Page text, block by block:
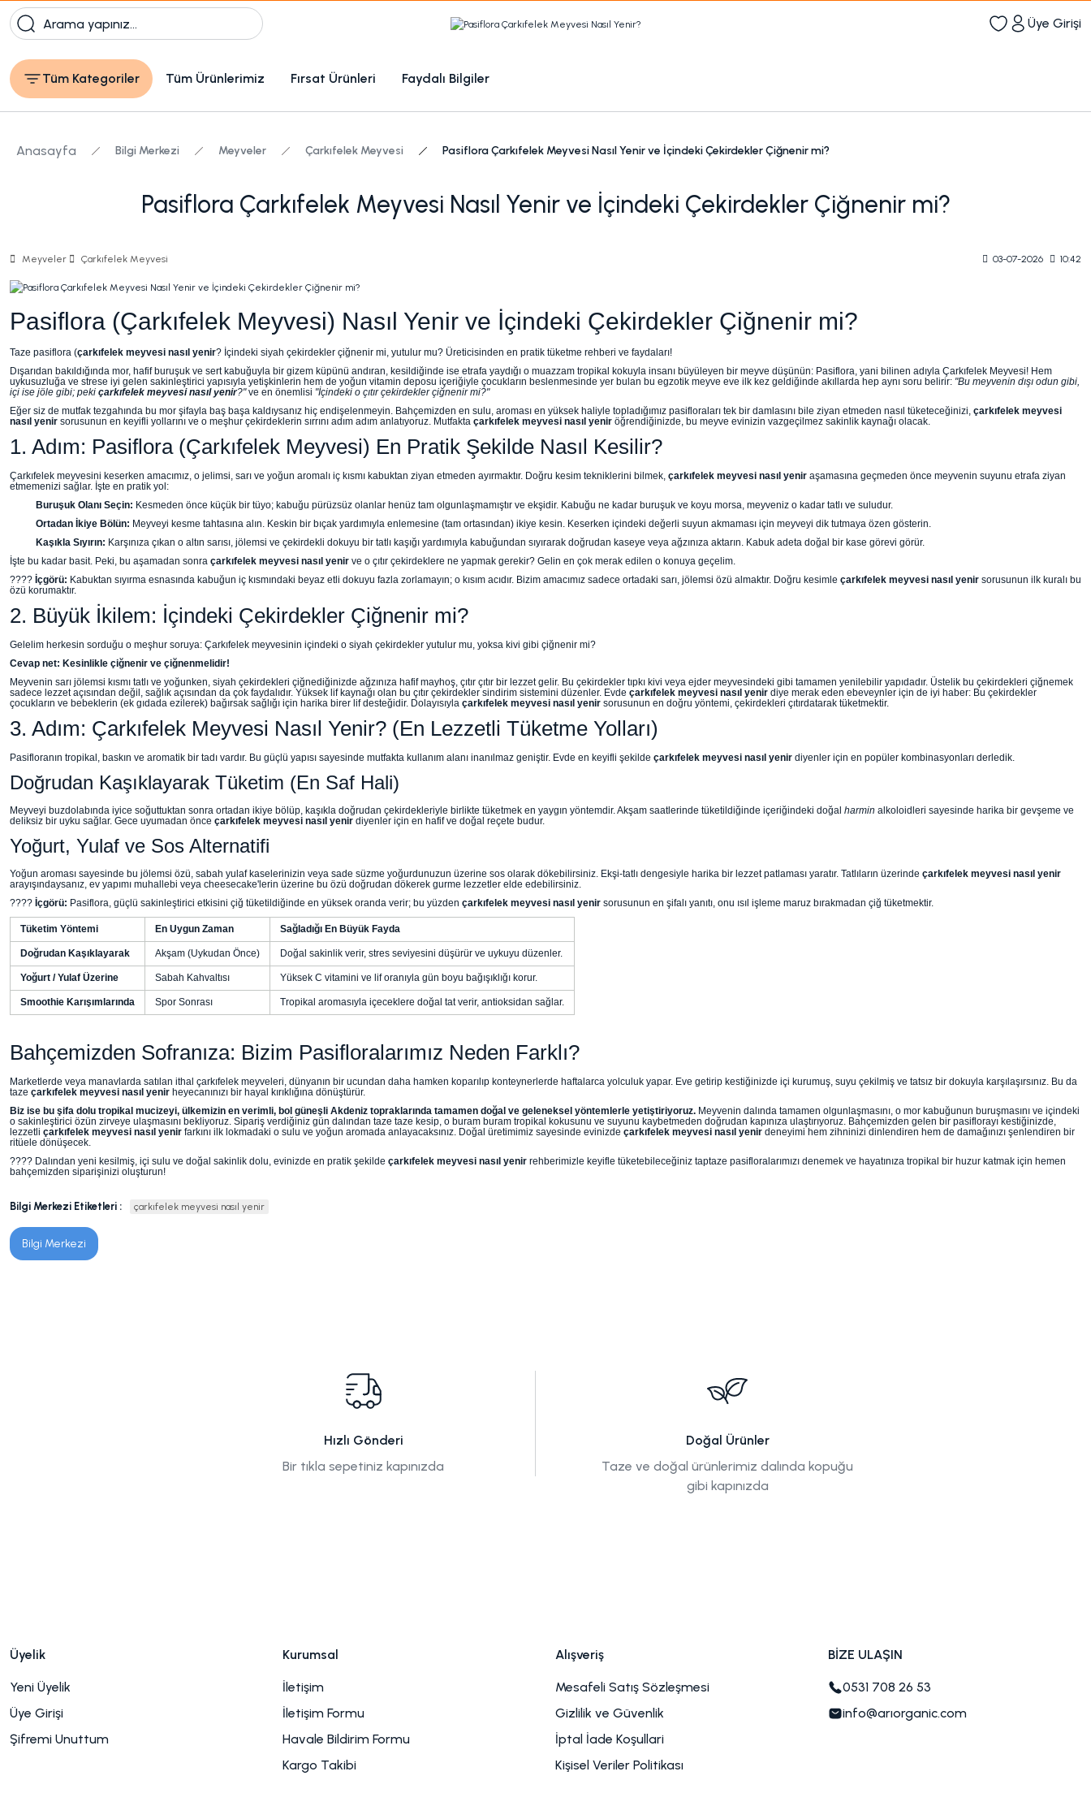
1000 TL Üzeri Ücretsiz Kargo
Kampanyalı Ürünleri Görüntüle
Üye Girişi
Tüm Kategoriler Tüm Ürünlerimiz Fırsat Ürünleri Faydalı Bilgiler
Anasayfa Bilgi Merkezi Meyveler Çarkıfelek Meyvesi Pasiflora Çarkıfelek Meyvesi Nasıl Yenir ve İçindeki Çekirdekler Çiğnenir mi?
Pasiflora Çarkıfelek Meyvesi Nasıl Yenir ve İçindeki Çekirdekler Çiğnenir mi?
Meyveler Çarkıfelek Meyvesi 03-07-2026 10:42
Pasiflora (Çarkıfelek Meyvesi) Nasıl Yenir ve İçindeki Çekirdekler Çiğnenir mi?
Taze pasiflora (çarkıfelek meyvesi nasıl yenir? İçindeki siyah çekirdekler çiğnenir mi, yutulur mu? Üreticisinden en pratik tüketme rehberi ve faydaları!
Dışarıdan bakıldığında mor, hafif buruşuk ve sert kabuğuyla bir gizem küpünü andıran, kesildiğinde ise etrafa yaydığı o muazzam tropikal kokuyla insanı büyüleyen bir meyve düşünün: Pasiflora, yani bilinen adıyla Çarkıfelek Meyvesi! Hem
uykusuzluğa ve strese iyi gelen sakinleştirici yapısıyla yetişkinlerin hem de yoğun vitamin deposu içeriğiyle çocukların beslenmesinde yer bulan bu egzotik meyve eve ilk kez geldiğinde akıllarda hep aynı soru belirir: "Bu meyvenin dışı odun gibi,
içi ise jöle gibi; peki çarkıfelek meyvesi nasıl yenir?"ve en önemlisi "İçindeki o çıtır çekirdekler çiğnenir mi?"
Eğer siz de mutfak tezgahında bu mor şifayla baş başa kaldıysanız hiç endişelenmeyin. Bahçemizden en sulu, aroması en yüksek haliyle topladığımız pasifloraları tek bir damlasını bile ziyan etmeden nasıl tüketeceğinizi, çarkıfelek meyvesi
nasıl yenir sorusunun en keyifli yollarını ve o meşhur çekirdeklerin sırrını adım adım anlatıyoruz. Mutfakta çarkıfelek meyvesi nasıl yenir öğrendiğinizde, bu meyve evinizin vazgeçilmez sakinlik kaynağı olacak.
1. Adım: Pasiflora (Çarkıfelek Meyvesi) En Pratik Şekilde Nasıl Kesilir?
Çarkıfelek meyvesini keserken amacımız, o jelimsi, sarı ve yoğun aromalı iç kısmı kabuktan ziyan etmeden ayırmaktır. Doğru kesim tekniklerini bilmek, çarkıfelek meyvesi nasıl yenir aşamasına geçmeden önce meyvenin suyunu etrafa ziyan
etmemenizi sağlar. İşte en pratik yol:
Buruşuk Olanı Seçin: Kesmeden önce küçük bir tüyo; kabuğu pürüzsüz olanlar henüz tam olgunlaşmamıştır ve ekşidir. Kabuğu ne kadar buruşuk ve koyu morsa, meyveniz o kadar tatlı ve suludur.
Ortadan İkiye Bölün: Meyveyi kesme tahtasına alın. Keskin bir bıçak yardımıyla enlemesine (tam ortasından) ikiye kesin. Keserken içindeki değerli suyun akmaması için meyveyi dik tutmaya özen gösterin.
Kaşıkla Sıyırın: Karşınıza çıkan o altın sarısı, jölemsi ve çekirdekli dokuyu bir tatlı kaşığı yardımıyla kabuğundan sıyırarak doğrudan kaseye veya ağzınıza aktarın. Kabuk adeta doğal bir kase görevi görür.
İşte bu kadar basit. Peki, bu aşamadan sonra çarkıfelek meyvesi nasıl yenir ve o çıtır çekirdeklere ne yapmak gerekir? Gelin en çok merak edilen o konuya geçelim.
???? İçgörü: Kabuktan sıyırma esnasında kabuğun iç kısmındaki beyaz etli dokuyu fazla zorlamayın; o kısım acıdır. Bizim amacımız sadece ortadaki sarı, jölemsi özü almaktır. Doğru kesimle çarkıfelek meyvesi nasıl yenir sorusunun ilk kuralı bu
özü korumaktır.
2. Büyük İkilem: İçindeki Çekirdekler Çiğnenir mi?
Gelelim herkesin sorduğu o meşhur soruya: Çarkıfelek meyvesinin içindeki o siyah çekirdekler yutulur mu, yoksa kivi gibi çiğnenir mi?
Cevap net: Kesinlikle çiğnenir ve çiğnenmelidir!
Meyvenin sarı jölemsi kısmı tatlı ve yoğunken, siyah çekirdekleri çiğnediğinizde ağzınıza hafif mayhoş, çıtır çıtır bir lezzet gelir. Bu çekirdekler tıpkı kivi veya ejder meyvesindeki gibi tamamen yenilebilir yapıdadır. Üstelik bu çekirdekleri çiğnemek
sadece lezzet açısından değil, sağlık açısından da çok faydalıdır. Yüksek lif kaynağı olan bu çıtır çekirdekler sindirim sistemini düzenler. Evde çarkıfelek meyvesi nasıl yenir diye merak eden ebeveynler için de iyi haber: Bu çekirdekler
çocukların ve bebeklerin (ek gıdada ezilerek) bağırsak sağlığı için harika birer lif desteğidir. Dolayısıyla çarkıfelek meyvesi nasıl yenir sorusunun en doğru yöntemi, çekirdekleri çıtırdatarak tüketmektir.
3. Adım: Çarkıfelek Meyvesi Nasıl Yenir? (En Lezzetli Tüketme Yolları)
Pasifloranın tropikal, baskın ve aromatik bir tadı vardır. Bu güçlü yapısı sayesinde mutfakta kullanım alanı inanılmaz geniştir. Evde en keyifli şekilde çarkıfelek meyvesi nasıl yenir diyenler için en popüler kombinasyonları derledik.
Doğrudan Kaşıklayarak Tüketim (En Saf Hali)
Meyveyi buzdolabında iyice soğuttuktan sonra ortadan ikiye bölüp, kaşıkla doğrudan çekirdekleriyle birlikte tüketmek en yaygın yöntemdir. Akşam saatlerinde tüketildiğinde içeriğindeki doğal harmin alkoloidleri sayesinde harika bir gevşeme ve
deliksiz bir uyku sağlar. Gece uyumadan önce çarkıfelek meyvesi nasıl yenir diyenler için en hafif ve doğal reçete budur.
Yoğurt, Yulaf ve Sos Alternatifi
Yoğun aroması sayesinde bu jölemsi özü, sabah yulaf kaselerinizin veya sade süzme yoğurdunuzun üzerine sos olarak dökebilirsiniz. Ekşi-tatlı dengesiyle harika bir lezzet patlaması yaratır. Tatlıların üzerinde çarkıfelek meyvesi nasıl yenir
arayışındaysanız, ev yapımı muhallebi veya cheesecake'lerin üzerine bu özü doğrudan dökerek gurme lezzetler elde edebilirsiniz.
???? İçgörü: Pasiflora, güçlü sakinleştirici etkisini çiğ tüketildiğinde en yüksek oranda verir; bu yüzden çarkıfelek meyvesi nasıl yenir sorusunun en şifalı yanıtı, onu ısıl işleme maruz bırakmadan çiğ tüketmektir.
Tüketim Yöntemi En Uygun Zaman Sağladığı En Büyük Fayda
Doğrudan Kaşıklayarak Akşam (Uykudan Önce) Doğal sakinlik verir, stres seviyesini düşürür ve uykuyu düzenler.
Yoğurt / Yulaf Üzerine Sabah Kahvaltısı Yüksek C vitamini ve lif oranıyla gün boyu bağışıklığı korur.
Smoothie Karışımlarında Spor Sonrası Tropikal aromasıyla içeceklere doğal tat verir, antioksidan sağlar.
Bahçemizden Sofranıza: Bizim Pasifloralarımız Neden Farklı?
Marketlerde veya manavlarda satılan ithal çarkıfelek meyveleri, dünyanın bir ucundan daha hamken koparılıp konteynerlerde haftalarca yolculuk yapar. Eve getirip kestiğinizde içi kurumuş, suyu çekilmiş ve tatsız bir dokuyla karşılaşırsınız. Bu da
taze çarkıfelek meyvesi nasıl yenir heyecanınızı bir hayal kırıklığına dönüştürür.
Biz ise bu şifa dolu tropikal mucizeyi, ülkemizin en verimli, bol güneşli Akdeniz topraklarında tamamen doğal ve geleneksel yöntemlerle yetiştiriyoruz. Meyvenin dalında tamamen olgunlaşmasını, o mor kabuğunun buruşmasını ve içindeki
o sakinleştirici özün zirveye ulaşmasını bekliyoruz. Sipariş verdiğiniz gün dalından taze taze kesip, o buram buram tropikal kokusunu ve suyunu kaybetmeden doğrudan kapınıza ulaştırıyoruz. Bahçemizden gelen bir pasiflorayı kestiğinizde,
lezzetli çarkıfelek meyvesi nasıl yenir farkını ilk lokmadaki o sulu ve yoğun aromada anlayacaksınız. Doğal üretimimiz sayesinde evinizde çarkıfelek meyvesi nasıl yenir deneyimi hem zihninizi dinlendiren hem de damağınızı şenlendiren bir
ritüele dönüşecek.
???? Dalından yeni kesilmiş, içi sulu ve doğal sakinlik dolu, evinizde en pratik şekilde çarkıfelek meyvesi nasıl yenir rehberimizle keyifle tüketebileceğiniz taptaze pasifloralarımızı denemek ve hayatınıza tropikal bir huzur katmak için hemen
bahçemizden siparişinizi oluşturun!
Bilgi Merkezi Etiketleri : çarkıfelek meyvesi nasıl yenir
Bilgi Merkezi
Hızlı Gönderi
Bir tıkla sepetiniz kapınızda
Doğal Ürünler
Taze ve doğal ürünlerimiz dalında kopuğu
gibi kapınızda
Üyelik
Yeni Üyelik
Üye Girişi
Şifremi Unuttum
Kurumsal
İletişim
İletişim Formu
Havale Bildirim Formu
Kargo Takibi
Alışveriş
Mesafeli Satış Sözleşmesi
Gizlilik ve Güvenlik
İptal İade Koşullari
Kişisel Veriler Politikası
BİZE ULAŞIN
0531 708 26 53
info@arıorganic.com